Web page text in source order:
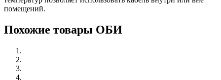
помещений.
Похожие товары ОБИ